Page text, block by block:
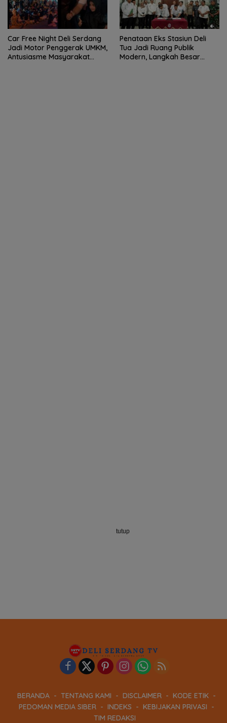
Car Free Night Deli Serdang
Jadi Motor Penggerak UMKM,
Antusiasme Masyarakat
Penataan Eks Stasiun Deli
Tua Jadi Ruang Publik
Modern, Langkah Besar
BERANDA TENTANG KAMI DISCLAIMER
KODE ETIK
PEDOMAN MEDIA SIBER
INDEKS
KEBIJAKAN PRIVASI
TIM REDAKSI
tutup